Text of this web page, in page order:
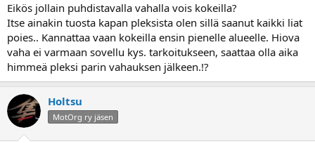
Eikös jollain puhdistavalla vahalla vois kokeilla?
Itse ainakin tuosta kapan pleksista olen sillä saanut kaikki liat
poies.. Kannattaa vaan kokeilla ensin pienelle alueelle. Hiova
vaha ei varmaan sovellu kys. tarkoitukseen, saattaa olla aika
himmeä pleksi parin vahauksen jälkeen.!?
Holtsu
MotOrg ry jäsen